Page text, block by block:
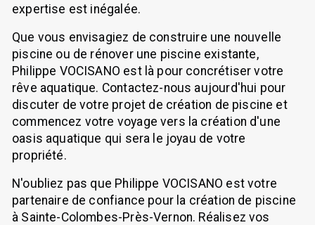
expertise est inégalée.
Que vous envisagiez de construire une nouvelle
piscine ou de rénover une piscine existante,
Philippe VOCISANO est là pour concrétiser votre
rêve aquatique. Contactez-nous aujourd'hui pour
discuter de votre projet de création de piscine et
commencez votre voyage vers la création d'une
oasis aquatique qui sera le joyau de votre
propriété.
N'oubliez pas que Philippe VOCISANO est votre
partenaire de confiance pour la création de piscine
à Sainte-Colombes-Près-Vernon. Réalisez vos